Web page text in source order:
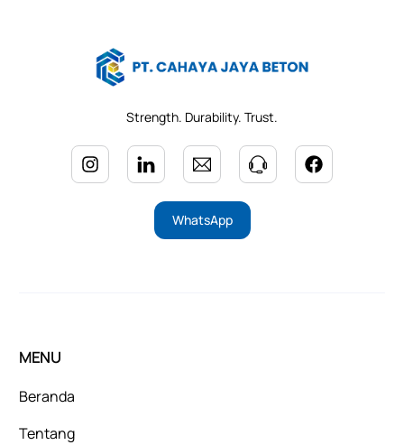
Strength. Durability. Trust.
WhatsApp
MENU
Beranda
Tentang